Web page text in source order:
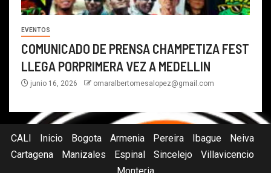
EVENTOS
COMUNICADO DE PRENSA CHAMPETIZA FEST
LLEGA PORPRIMERA VEZ A MEDELLIN
junio 16, 2026 omaralbertomesalopez@gmail.com
CALI Inicio Bogota Armenia Pereira Ibague
Neiva
Cartagena
Manizales Espinal Sincelejo
Villavicencio